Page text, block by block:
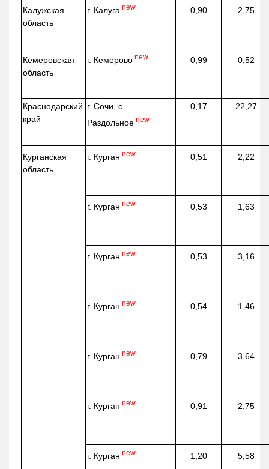
Калужская
область
г. Калуга new 0,90 2,75
Кемеровская
область
г. Кемерово new 0,99 0,52
Краснодарский
край
г. Сочи, с.
Раздольное new
0,17 22,27
Курганская
область
г. Курган new 0,51 2,22
г. Курган new 0,53 1,63
г. Курган new 0,53 3,16
г. Курган new 0,54 1,46
г. Курган new 0,79 3,64
г. Курган new 0,91 2,75
г. Курган new 1,20 5,58